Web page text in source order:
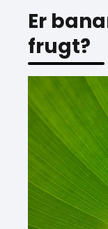
Er
frugt?